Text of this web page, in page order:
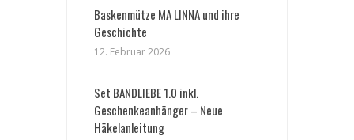
Baskenmütze MA LINNA und ihre
Geschichte
12. Februar 2026
Set BANDLIEBE 1.0 inkl.
Geschenkeanhänger – Neue
Häkelanleitung